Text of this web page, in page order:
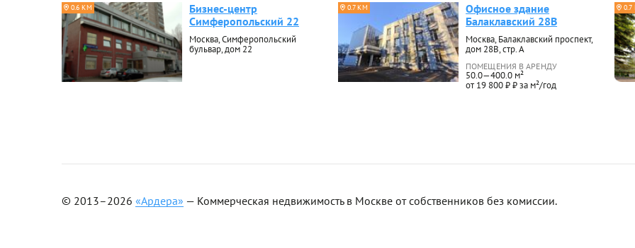
0.6 КМ
Бизнес-центр
Симферопольский 22
Москва, Симферопольский
бульвар, дом 22
0.7 КМ
Офисное здание
Балаклавский 28В
Москва, Балаклавский проспект,
дом 28В, стр. А
ПОМЕЩЕНИЯ В АРЕНДУ
50.0—400.0 м²
от 19 800 ₽ ₽ за м²/год
© 2013–2026 «Ардера» — Коммерческая недвижимость в Москве от собственников без комиссии.